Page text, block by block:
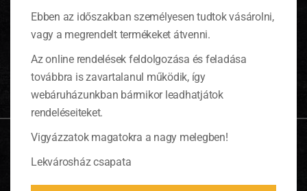
Ha folytatod, azzal elfogadod az adatvédelmi
irányelvet
OLDALTÉRKÉP
Adatkezelési Tájékoztató
Ebben az időszakban személyesen tudtok vásárolni,
vagy a megrendelt termékeket átvenni.
Az online rendelések feldolgozása és feladása
továbbra is zavartalanul működik, így
webáruházunkban bármikor leadhatjátok
rendeléseiteket.
Vigyázzatok magatokra a nagy melegben!
Lekvárosház csapata